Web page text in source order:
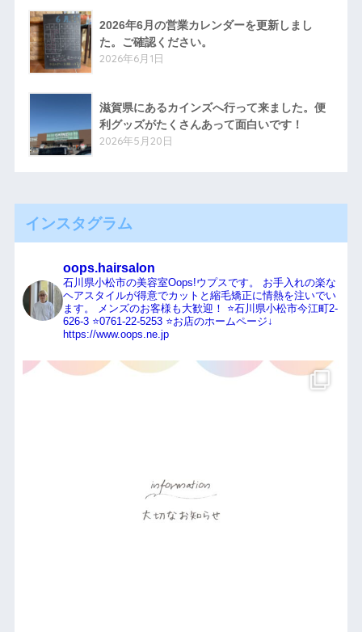
2026年6月の営業カレンダーを更新しまし
た。ご確認ください。
2026年6月1日
滋賀県にあるカインズへ行って来ました。便
利グッズがたくさんあって面白いです！
2026年5月20日
インスタグラム
oops.hairsalon
石川県小松市の美容室Oops!ウプスです。
お手入れの楽な
ヘアスタイルが得意でカットと縮毛矯正に情熱を注いでい
ます。
メンズのお客様も大歓迎！
⭐️石川県小松市今江町2-
626-3⭐️0761-22-5253⭐️お店のホームページ↓
https://www.oops.ne.jp